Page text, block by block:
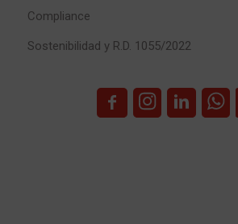
Compliance
Sostenibilidad y R.D. 1055/2022